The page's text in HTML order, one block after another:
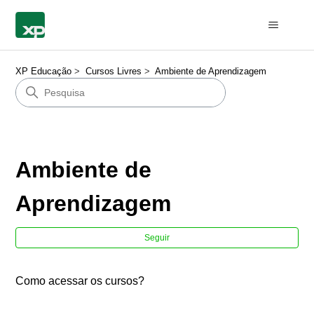
XP Educação Cursos Livres Ambiente de Aprendizagem
Ambiente de
Aprendizagem
Seguir
Como acessar os cursos?